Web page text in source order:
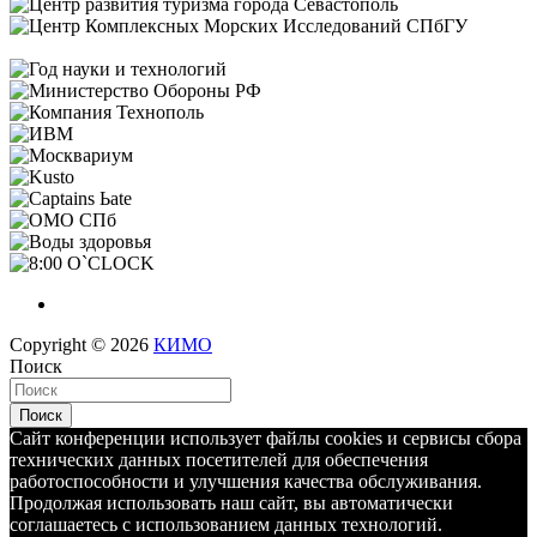
Copyright © 2026 КИМО
Поиск
Поиск
Сайт конференции использует файлы cookies и сервисы сбора
технических данных посетителей для обеспечения
работоспособности и улучшения качества обслуживания.
Продолжая использовать наш сайт, вы автоматически
соглашаетесь с использованием данных технологий.